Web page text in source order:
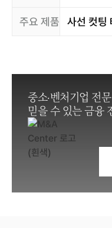
주요 제품 사선 컷팅
중소·벤처기업 전문
믿을 수 있는 금융